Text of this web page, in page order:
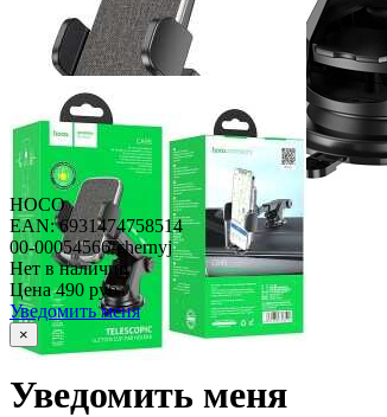
HOCO
EAN: 6931474758514
00-00054566-chernyj
Нет в наличии
Цена490 руб
Уведомить меня
×
Уведомить меня